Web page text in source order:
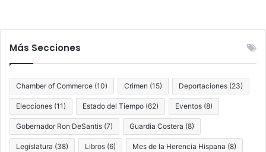
Más Secciones
Chamber of Commerce (10) Crimen (15) Deportaciones (23)
Elecciones (11) Estado del Tiempo (62) Eventos (8)
Gobernador Ron DeSantis (7) Guardia Costera (8)
Legislatura (38) Libros (6) Mes de la Herencia Hispana (8)